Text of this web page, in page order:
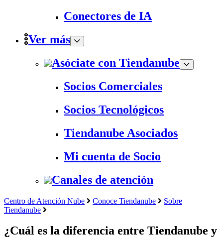
Conectores de IA
Ver más
Asóciate con Tiendanube
Socios Comerciales
Socios Tecnológicos
Tiendanube Asociados
Mi cuenta de Socio
Canales de atención
Centro de Atención Nube Conoce Tiendanube
Sobre
Tiendanube
¿Cuál es la diferencia entre Tiendanube y